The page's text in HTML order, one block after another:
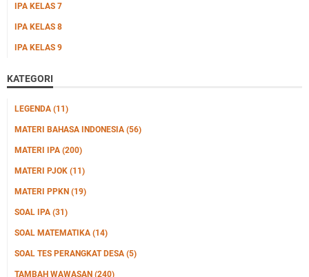
IPA KELAS 7
IPA KELAS 8
IPA KELAS 9
KATEGORI
LEGENDA (11)
MATERI BAHASA INDONESIA (56)
MATERI IPA (200)
MATERI PJOK (11)
MATERI PPKN (19)
SOAL IPA (31)
SOAL MATEMATIKA (14)
SOAL TES PERANGKAT DESA (5)
TAMBAH WAWASAN (240)